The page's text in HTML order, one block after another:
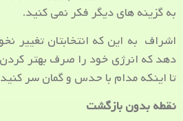
به گزینه های دیگر فکر نمی کنید.
اشراف به این که انتخابتان تغییر
دهد که انرژی خود را صرف بهتر کردن
تا اینکه مدام با حدس و گمان سر
نقطه بدون بازگشت